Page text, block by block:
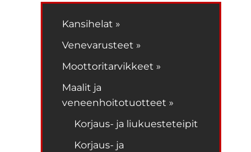
Kansihelat »
Venevarusteet »
Moottoritarvikkeet »
Maalit ja
veneenhoitotuotteet »
Korjaus- ja liukuesteteipit
Korjaus- ja